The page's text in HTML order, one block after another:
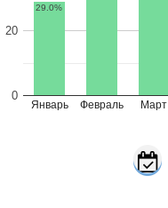
Январь Февраль Март
0
20
29.0%